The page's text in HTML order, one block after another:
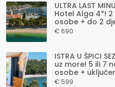
ULTRA LAST
Hotel Alga 4*!
osobe + do 2
€ 690
ISTRA U ŠPICI
uz more! 5 ili 7
osobe +
€ 599